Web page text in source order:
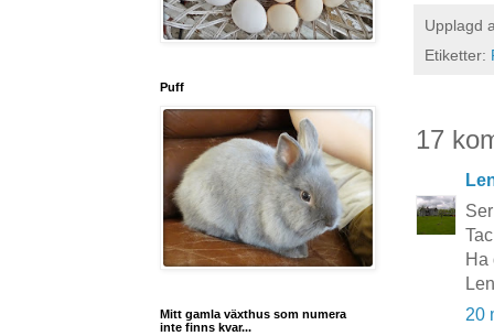
Upplagd
Etiketter:
17
Ha
20
Puff
Mitt gamla växthus som numera
inte finns kvar...